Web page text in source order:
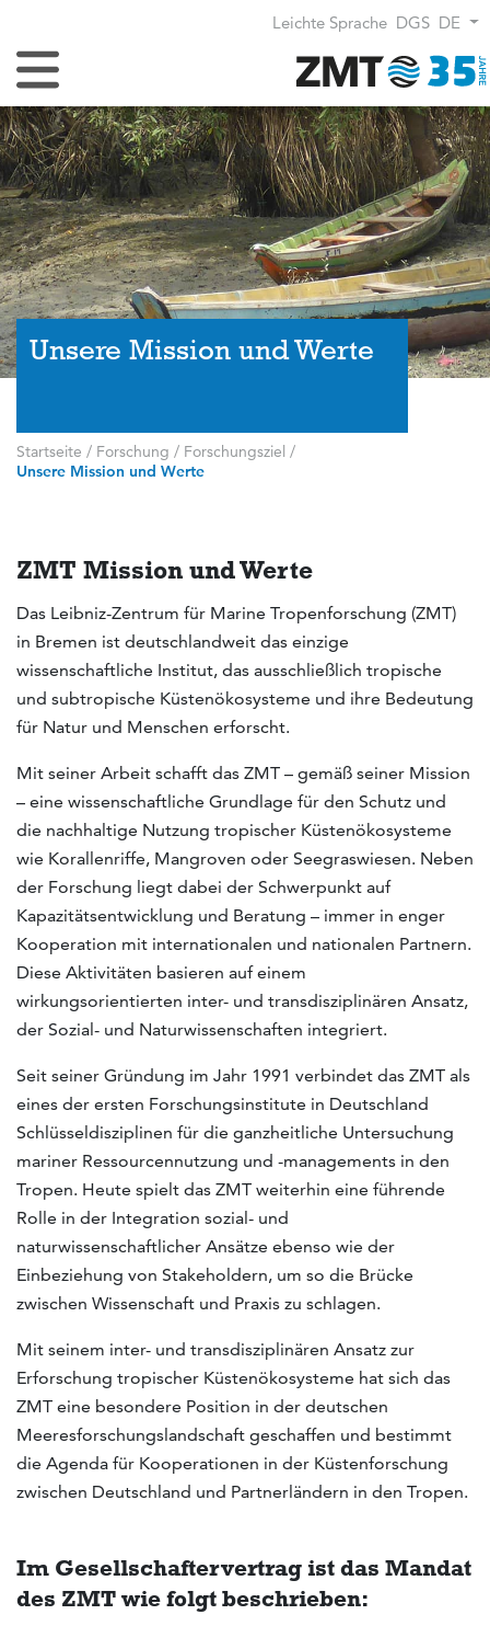
Leichte Sprache DGS DE
Navigation umschalten
Unsere Mission und Werte
Startseite / Forschung / Forschungsziel /
Unsere Mission und Werte
ZMT Mission und Werte
Das Leibniz-Zentrum für Marine Tropenforschung (ZMT)
in Bremen ist deutschlandweit das einzige
wissenschaftliche Institut, das ausschließlich tropische
und subtropische Küstenökosysteme und ihre Bedeutung
für Natur und Menschen erforscht.
Mit seiner Arbeit schafft das ZMT – gemäß seiner Mission
– eine wissenschaftliche Grundlage für den Schutz und
die nachhaltige Nutzung tropischer Küstenökosysteme
wie Korallenriffe, Mangroven oder Seegraswiesen. Neben
der Forschung liegt dabei der Schwerpunkt auf
Kapazitätsentwicklung und Beratung – immer in enger
Kooperation mit internationalen und nationalen Partnern.
Diese Aktivitäten basieren auf einem
wirkungsorientierten inter- und transdisziplinären Ansatz,
der Sozial- und Naturwissenschaften integriert.
Seit seiner Gründung im Jahr 1991 verbindet das ZMT als
eines der ersten Forschungsinstitute in Deutschland
Schlüsseldisziplinen für die ganzheitliche Untersuchung
mariner Ressourcennutzung und -managements in den
Tropen. Heute spielt das ZMT weiterhin eine führende
Rolle in der Integration sozial- und
naturwissenschaftlicher Ansätze ebenso wie der
Einbeziehung von Stakeholdern, um so die Brücke
zwischen Wissenschaft und Praxis zu schlagen.
Mit seinem inter- und transdisziplinären Ansatz zur
Erforschung tropischer Küstenökosysteme hat sich das
ZMT eine besondere Position in der deutschen
Meeresforschungslandschaft geschaffen und bestimmt
die Agenda für Kooperationen in der Küstenforschung
zwischen Deutschland und Partnerländern in den Tropen.
Im Gesellschaftervertrag ist das Mandat
des ZMT wie folgt beschrieben: